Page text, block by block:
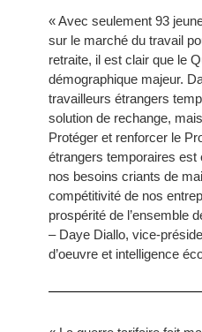
« Avec seulement 93
sur le marché du travail
retraite, il est clair que le
démographique majeur.
travailleurs étrangers
solution de rechange,
Protéger et renforcer le
étrangers temporaires est
nos besoins criants de
compétitivité de nos
prospérité de l’ensemble
– Daye Diallo, vice-
d’oeuvre et intelligence